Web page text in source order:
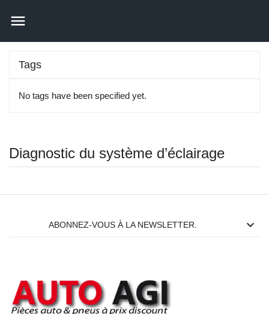

Tags
No tags have been specified yet.
Diagnostic du système d’éclairage
ABONNEZ-VOUS À LA NEWSLETTER. 